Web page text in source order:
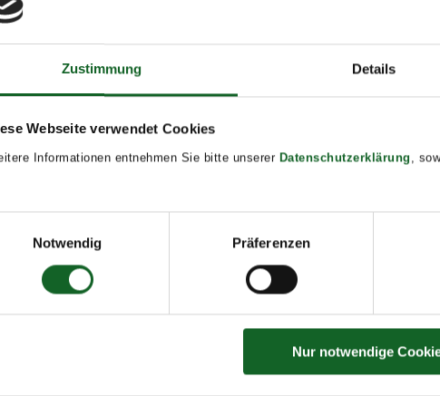
Zustimmung Details
Webseite verwendet Cookies
Informationen entnehmen Sie bitte unserer Datenschutzerklärung ,
Notwendig
Präferenzen
Nur notwendige